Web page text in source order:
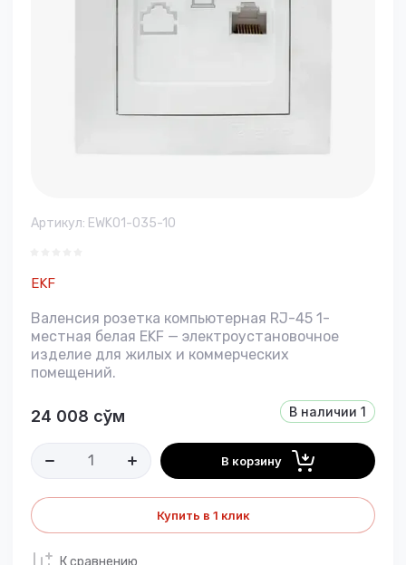
Артикул: EWK01-035-10
EKF
Валенсия розетка компьютерная RJ-45 1-
местная белая EKF — электроустановочное
изделие для жилых и коммерческих
помещений.
В наличии 1
24 008 сўм
В корзину
Купить в 1 клик
К сравнению